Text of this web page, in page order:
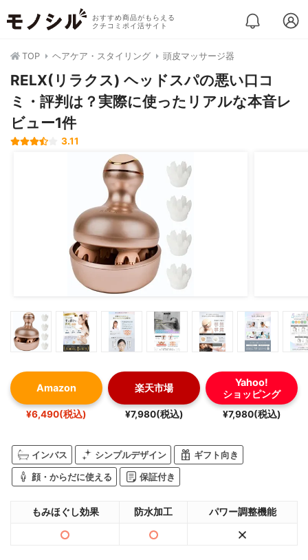
おすすめ商品がもらえる
クチコミポイ活サイト
TOP ヘアケア・スタイリング 頭皮マッサージ器
RELX(リラクス) ヘッドスパの悪い口コ
ミ・評判は？実際に使ったリアルな本音レ
ビュー1件
3.11
Amazon
¥6,490(税込)
楽天市場
¥7,980(税込)
Yahoo!
ショッピング
¥7,980(税込)
インバス シンプルデザイン ギフト向き
顔・からだに使える 保証付き
もみほぐし効果 防水加工 パワー調整機能